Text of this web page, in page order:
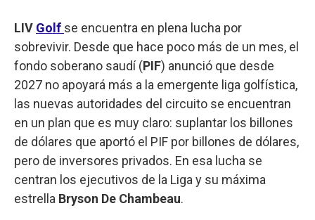
LIV Golf se encuentra en plena lucha por
sobrevivir. Desde que hace poco más de un mes, el
fondo soberano saudí (PIF) anunció que desde
2027 no apoyará más a la emergente liga golfística,
las nuevas autoridades del circuito se encuentran
en un plan que es muy claro: suplantar los billones
de dólares que aportó el PIF por billones de dólares,
pero de inversores privados. En esa lucha se
centran los ejecutivos de la Liga y su máxima
estrella Bryson De Chambeau.